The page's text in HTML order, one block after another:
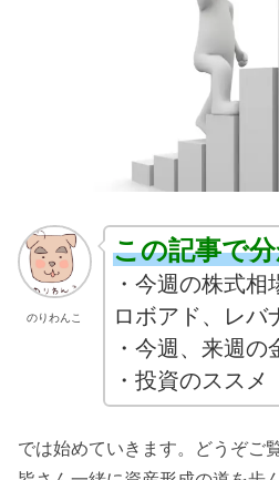
のりわんこ
この記事で
・今週の株式
ロボアド、レバ
・今週、来週
・投資のススメ
では始めていきます。どうぞご